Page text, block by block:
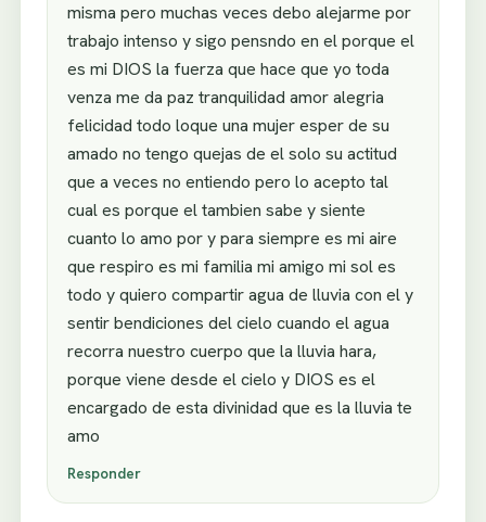
misma pero muchas veces debo alejarme por
trabajo intenso y sigo pensndo en el porque el
es mi DIOS la fuerza que hace que yo toda
venza me da paz tranquilidad amor alegria
felicidad todo loque una mujer esper de su
amado no tengo quejas de el solo su actitud
que a veces no entiendo pero lo acepto tal
cual es porque el tambien sabe y siente
cuanto lo amo por y para siempre es mi aire
que respiro es mi familia mi amigo mi sol es
todo y quiero compartir agua de lluvia con el y
sentir bendiciones del cielo cuando el agua
recorra nuestro cuerpo que la lluvia hara,
porque viene desde el cielo y DIOS es el
encargado de esta divinidad que es la lluvia te
amo
Responder